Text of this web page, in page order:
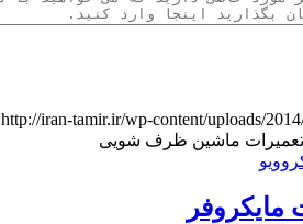
http://iran-tamir.ir/wp-content/uploads/
ماشین ظرف شویی
مایکروفر